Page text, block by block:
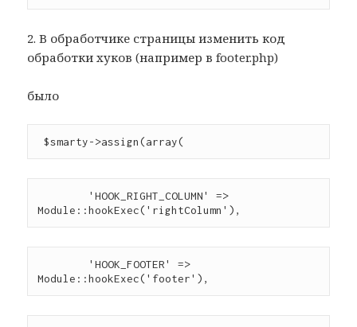
2. В обработчике страницы изменить код
обработки хуков (например в footer.php)
было
$smarty->assign(array(
Module::hookExec('rightColumn'),
Module::hookExec('footer'),